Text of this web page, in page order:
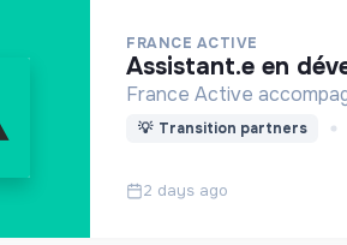
FRANCE ACTIVE
assistant.e en
France Active
💡 Transition partners
2 days ago